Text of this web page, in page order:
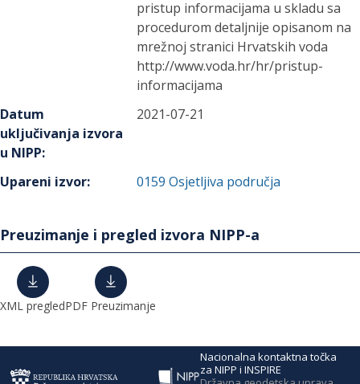
pristup informacijama u skladu sa
procedurom detaljnije opisanom na
mrežnoj stranici Hrvatskih voda
http://www.voda.hr/hr/pristup-
informacijama
Datum
uključivanja izvora
u NIPP:
2021-07-21
Upareni izvor: 0159 Osjetljiva područja
Preuzimanje i pregled izvora NIPP-a
XML pregledPDF Preuzimanje
Nacionalna kontaktna točka
za NIPP i INSPIRE